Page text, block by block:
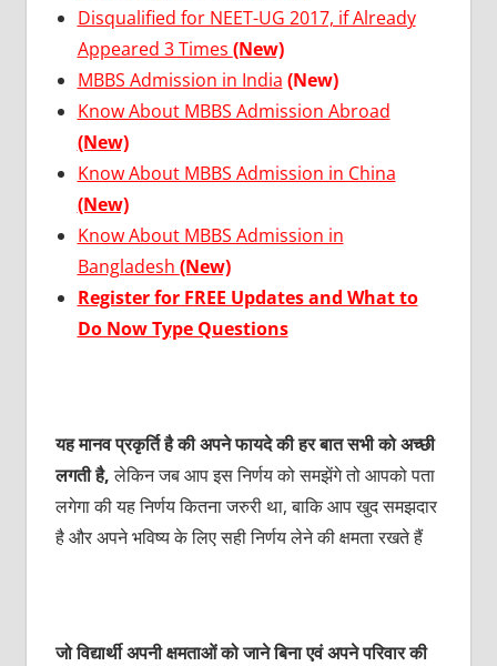
Disqualified for NEET-UG 2017, if Already
Appeared 3 Times (New)
MBBS Admission in India (New)
Know About MBBS Admission Abroad
(New)
Know About MBBS Admission in China
(New)
Know About MBBS Admission in
Bangladesh (New)
Register for FREE Updates and What to
Do Now Type Questions
यह मानव प्रकृर्ति है की अपने फायदे की हर बात सभी को अच्छी
लगती है,लेकिन जब आप इस निर्णय को समझेंगे तो आपको पता
लगेगा की यह निर्णय कितना जरुरी था, बाकि आप खुद समझदार
है और अपने भविष्य के लिए सही निर्णय लेने की क्षमता रखते हैं
जो विद्यार्थी अपनी क्षमताओं को जाने बिना एवं अपने परिवार की